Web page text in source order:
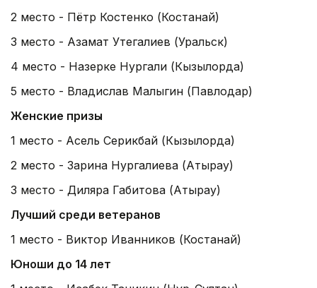
2 место - Пётр Костенко (Костанай)
3 место - Азамат Утегалиев (Уральск)
4 место - Назерке Нургали (Кызылорда)
5 место - Владислав Малыгин (Павлодар)
Женские призы
1 место - Асель Серикбай (Кызылорда)
2 место - Зарина Нургалиева (Атырау)
3 место - Диляра Габитова (Атырау)
Лучший среди ветеранов
1 место - Виктор Иванников (Костанай)
Юноши до 14 лет